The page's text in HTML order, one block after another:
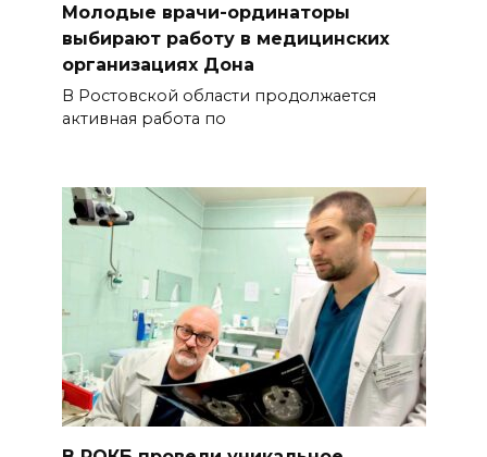
Молодые врачи-ординаторы
выбирают работу в медицинских
организациях Дона
В Ростовской области продолжается
активная работа по